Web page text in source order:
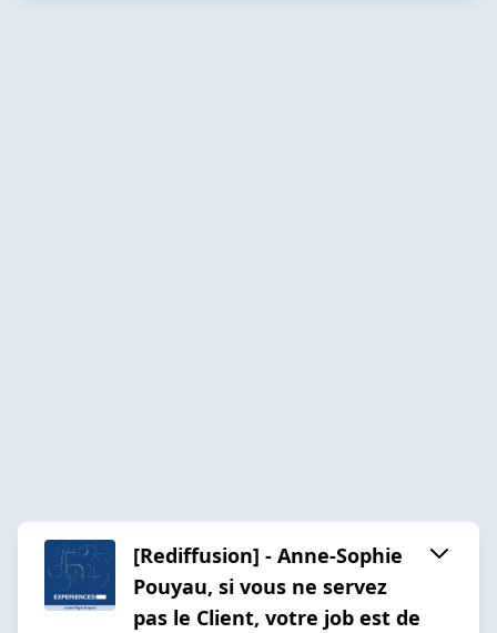
[Rediffusion] - Anne-Sophie
Pouyau, si vous ne servez
pas le Client, votre job est de